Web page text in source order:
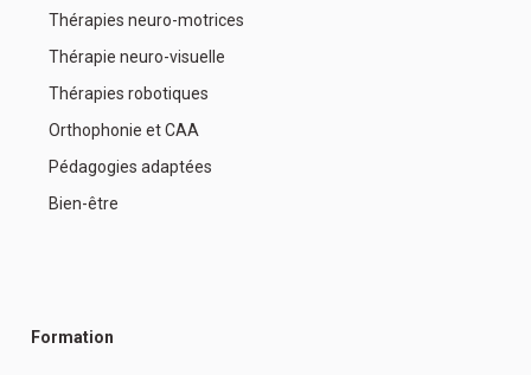
Thérapies neuro-motrices
Thérapie neuro-visuelle
Thérapies robotiques
Orthophonie et CAA
Pédagogies adaptées
Bien-être
Formation